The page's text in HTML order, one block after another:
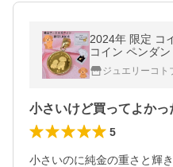
2024年 限定 コ
コイン ペンダ
k18 18k 1/30オ
ジュエリーコト
小さいけど買ってよかっ
5
小さいのに純金の重さと輝